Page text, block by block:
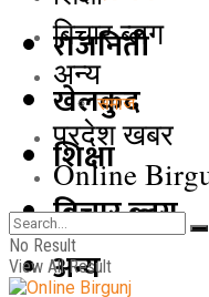
राजनिती
खेलकुद
शिक्षा
बिचार ब्लग
अन्य
बिचार ब्लग
अन्य
समाज
प्रदेश खबर
Online
No Result
View All Result